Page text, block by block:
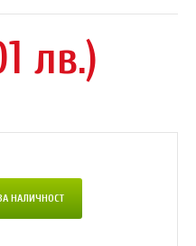
лв.)